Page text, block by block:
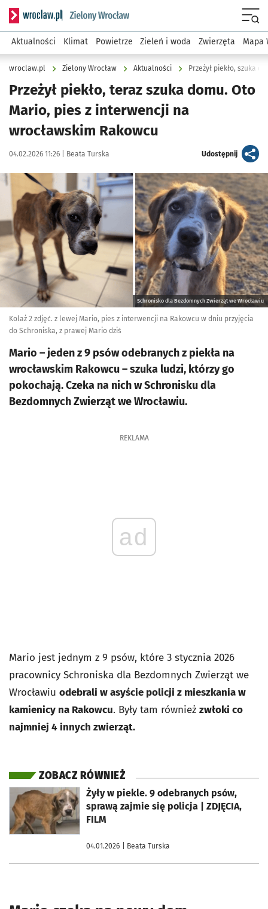
Serwis informacyjny wroclaw.pl podserwis: Środowisko we
Aktualności Klimat Powietrze Zieleń i woda Zwierzęta Mapa
wroclaw.pl Zielony Wrocław Aktualności Przeżył piekło, szuka
Przeżył piekło, teraz szuka domu. Oto
Mario, pies z interwencji na
wrocławskim Rakowcu
Data publikacji:
04.02.2026 11:26 | Autor:
Beata Turska Udostępnijartykuł
Kliknij, aby powiększyć
Schronisko dla Bezdomnych Zwierząt we Wrocławiu
Kolaż 2 zdjęć. z lewej Mario, pies z interwencji na Rakowcu w dniu przyjęcia
do Schroniska, z prawej Mario dziś
Mario – jeden z 9 psów odebranych z piekła na
wrocławskim Rakowcu – szuka ludzi, którzy go
pokochają. Czeka na nich w Schronisku dla
Bezdomnych Zwierząt we Wrocławiu.
REKLAMA
ad
Mario jest jednym z 9 psów, które 3 stycznia 2026
pracownicy Schroniska dla Bezdomnych Zwierząt we
Wrocławiu odebrali w asyście policji z mieszkania w
kamienicy na Rakowcu. Były tam również zwłoki co
najmniej 4 innych zwierząt.
ZOBACZ RÓWNIEŻ
Żyły w piekle. 9 odebranych psów,
sprawą zajmie się policja | ZDJĘCIA,
FILM
04.01.2026 | Beata Turska
otworzy się w nowej karcie